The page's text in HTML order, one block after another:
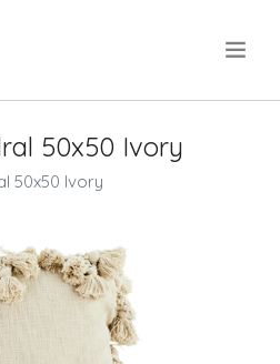
50x50 Ivory
50x50 Ivory